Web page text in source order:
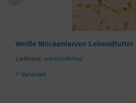
Weiße Mückenlarven Lebendfutter
Lieferzeit: sofort lieferbar
7 Varianten